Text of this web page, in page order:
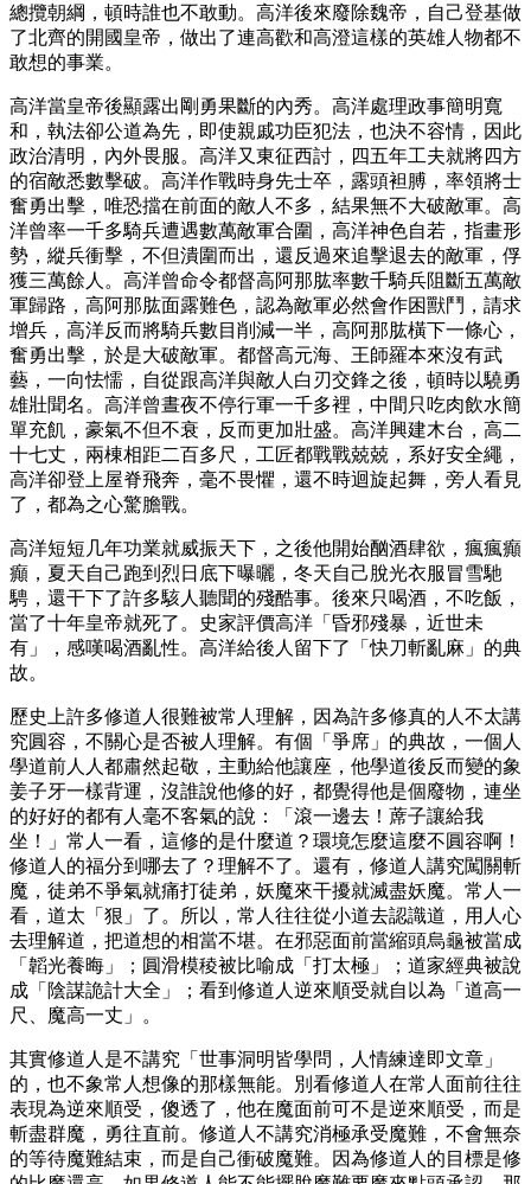
總攬朝綱，頓時誰也不敢動。高洋後來廢除魏帝，自己登基做
了北齊的開國皇帝，做出了連高歡和高澄這樣的英雄人物都不
敢想的事業。
高洋當皇帝後顯露出剛勇果斷的內秀。高洋處理政事簡明寬
和，執法卻公道為先，即使親戚功臣犯法，也決不容情，因此
政治清明，內外畏服。高洋又東征西討，四五年工夫就將四方
的宿敵悉數擊破。高洋作戰時身先士卒，露頭袒膊，率領將士
奮勇出擊，唯恐擋在前面的敵人不多，結果無不大破敵軍。高
洋曾率一千多騎兵遭遇數萬敵軍合圍，高洋神色自若，指畫形
勢，縱兵衝擊，不但潰圍而出，還反過來追擊退去的敵軍，俘
獲三萬餘人。高洋曾命令都督高阿那肱率數千騎兵阻斷五萬敵
軍歸路，高阿那肱面露難色，認為敵軍必然會作困獸鬥，請求
增兵，高洋反而將騎兵數目削減一半，高阿那肱橫下一條心，
奮勇出擊，於是大破敵軍。都督高元海、王師羅本來沒有武
藝，一向怯懦，自從跟高洋與敵人白刃交鋒之後，頓時以驍勇
雄壯聞名。高洋曾晝夜不停行軍一千多裡，中間只吃肉飲水簡
單充飢，豪氣不但不衰，反而更加壯盛。高洋興建木台，高二
十七丈，兩棟相距二百多尺，工匠都戰戰兢兢，系好安全繩，
高洋卻登上屋脊飛奔，毫不畏懼，還不時迴旋起舞，旁人看見
了，都為之心驚膽戰。
高洋短短几年功業就威振天下，之後他開始酗酒肆欲，瘋瘋癲
癲，夏天自己跑到烈日底下曝曬，冬天自己脫光衣服冒雪馳
騁，還干下了許多駭人聽聞的殘酷事。後來只喝酒，不吃飯，
當了十年皇帝就死了。史家評價高洋「昏邪殘暴，近世未
有」，感嘆喝酒亂性。高洋給後人留下了「快刀斬亂麻」的典
故。
歷史上許多修道人很難被常人理解，因為許多修真的人不太講
究圓容，不關心是否被人理解。有個「爭席」的典故，一個人
學道前人人都肅然起敬，主動給他讓座，他學道後反而變的象
姜子牙一樣背運，沒誰說他修的好，都覺得他是個廢物，連坐
的好好的都有人毫不客氣的說：「滾一邊去！蓆子讓給我
坐！」常人一看，這修的是什麼道？環境怎麼這麼不圓容啊！
修道人的福分到哪去了？理解不了。還有，修道人講究闖關斬
魔，徒弟不爭氣就痛打徒弟，妖魔來干擾就滅盡妖魔。常人一
看，道太「狠」了。所以，常人往往從小道去認識道，用人心
去理解道，把道想的相當不堪。在邪惡面前當縮頭烏龜被當成
「韜光養晦」；圓滑模稜被比喻成「打太極」；道家經典被說
成「陰謀詭計大全」；看到修道人逆來順受就自以為「道高一
尺、魔高一丈」。
其實修道人是不講究「世事洞明皆學問，人情練達即文章」
的，也不象常人想像的那樣無能。別看修道人在常人面前往往
表現為逆來順受，傻透了，他在魔面前可不是逆來順受，而是
斬盡群魔，勇往直前。修道人不講究消極承受魔難，不會無奈
的等待魔難結束，而是自己衝破魔難。因為修道人的目標是修